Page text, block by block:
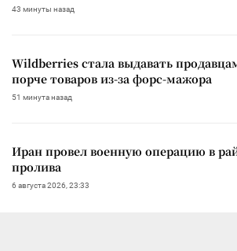
43 минуты назад
Wildberries стала выдавать
порче товаров из-за форс-мажора
51 минута назад
Иран провел военную операцию в
пролива
6 августа 2026, 23:33